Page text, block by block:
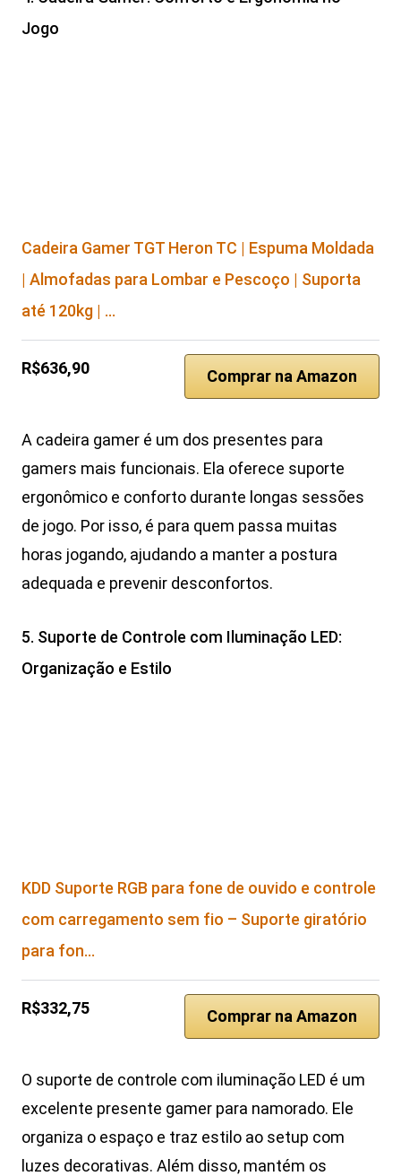
Jogo
Cadeira Gamer TGT Heron TC | Espuma Moldada
| Almofadas para Lombar e Pescoço | Suporta
até 120kg | …
R$636,90 Comprar na Amazon
A cadeira gamer é um dos presentes para
gamers mais funcionais. Ela oferece suporte
ergonômico e conforto durante longas sessões
de jogo. Por isso, é para quem passa muitas
horas jogando, ajudando a manter a postura
adequada e prevenir desconfortos.
5. Suporte de Controle com Iluminação LED:
Organização e Estilo
KDD Suporte RGB para fone de ouvido e controle
com carregamento sem fio – Suporte giratório
para fon…
R$332,75 Comprar na Amazon
O suporte de controle com iluminação LED é um
excelente presente gamer para namorado. Ele
organiza o espaço e traz estilo ao setup com
luzes decorativas. Além disso, mantém os